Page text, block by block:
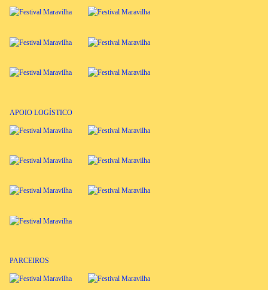
APOIO LOGÍSTICO
PARCEIROS